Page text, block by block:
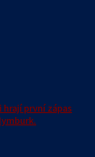
hrají první zápas